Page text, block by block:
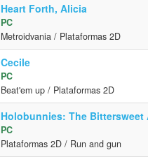
Heart Forth, Alicia
PC
Metroidvania / Plataformas 2D
Cecile
PC
Beat'em up / Plataformas 2D
Holobunnies: The Bittersweet
PC
Plataformas 2D / Run and gun